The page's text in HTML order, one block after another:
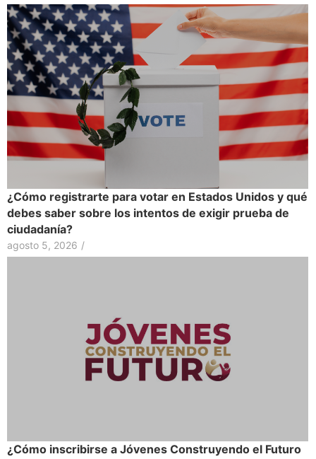
¿Cómo registrarte para votar en Estados Unidos y qué
debes saber sobre los intentos de exigir prueba de
ciudadanía?
agosto 5, 2026 /
¿Cómo inscribirse a Jóvenes Construyendo el Futuro